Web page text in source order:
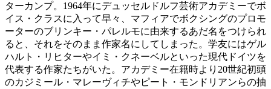
ターカンプ。 1964年にデュッセルドルフ芸術アカデミーでボ
イス・クラスに入って早々、マフィアでボクシングのプロモ
ーターのブリンキー・パレルモに由来するあだ名をつけられ
ると、それをそのまま作家名にしてしまった。学友にはゲル
ハルト・リヒターやイミ・クネーベルといった現代ドイツを
代表する作家たちがいた。アカデミー在籍時より 20世紀初頭
のカジミール・マレーヴィチやピート・モンドリアンらの抽